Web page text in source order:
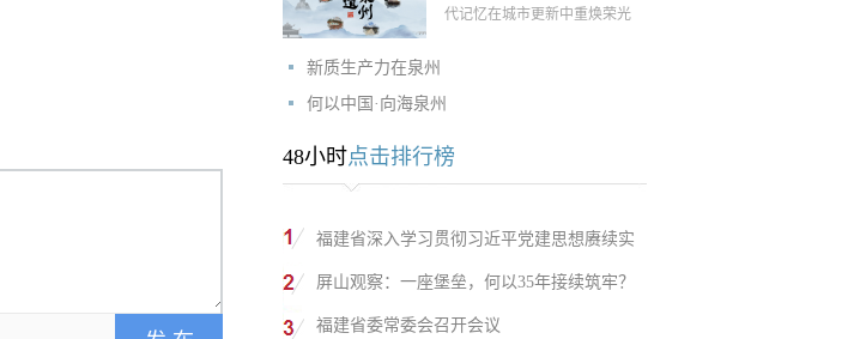
代记忆在城市更新中重焕荣光
新质生产力在泉州
何以中国·向海泉州
48小时点击排行榜
福建省深入学习贯彻习近平党建思想赓续实
屏山观察：一座堡垒，何以35年接续筑牢？
福建省委常委会召开会议